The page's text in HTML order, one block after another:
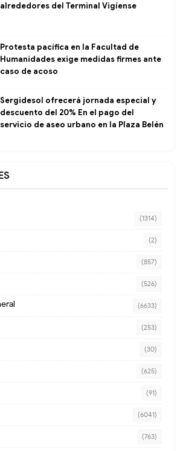
alrededores del Terminal Vigíense
Protesta pacífica en la Facultad de
Humanidades exige medidas firmes ante
caso de acoso
Sergidesol ofrecerá jornada especial y
descuento del 20% En el pago del
servicio de aseo urbano en la Plaza Belén
(1314)
(2)
(857)
(526)
(6633)
(253)
(30)
(625)
(91)
(6041)
(763)